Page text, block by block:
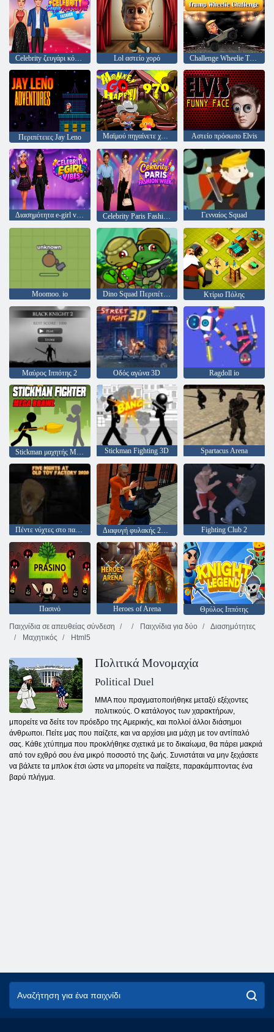
Celebrity ζευγάρι κόκκινο χαλί μόδα Lol αστείο χορό Challenge Wheelie Trump
Περιπέτειες Jay Leno Μαϊμού πηγαίνετε χαρούμενα 970 Αστείο πρόσωπο Elvis
Διασημότητα e-girl vibes Celebrity Paris Fashion Week Γενναίος Squad
Moomoo. io Dino Squad Περιπέτεια Κτίριο Πόλης
Μαύρος Ιππότης 2 Οδός αγώνα 3D Ragdoll io
Stickman Fighting 3D Spartacus Arena
Πέντε νύχτες στο παλιό εργοστάσιο παιχνιδιών 2020 Διαφυγή φυλακής 2020 Fighting Club 2
Πασινό Heroes of Arena
Θρύλος Ιππότης
Παιχνίδια σε απευθείας σύνδεση
Παιχνίδια για δύο
Διασημότητες
Μαχητικός
Html5
Πολιτικά Μονομαχία
Political Duel
ΜΜΑ που πραγματοποιήθηκε μεταξύ εξέχοντες
πολιτικούς. Ο κατάλογος των χαρακτήρων,
μπορείτε να δείτε τον πρόεδρο της Αμερικής, και πολλοί άλλοι διάσημοι
άνθρωποι. Πείτε μας που παίζετε, και να αρχίσει μια μάχη με τον αντίπαλό
σας. Κάθε χτύπημα που προκλήθηκε σχετικά με το δικαίωμα, θα πάρει μακριά
από τον εχθρό σου ένα μικρό ποσοστό της ζωής. Συνιστάται να μην ξεχάσετε
να βάλετε τα μπλοκ έτσι ώστε να μπορείτε να παίξετε, παρακάμπτοντας ένα
βαρύ πλήγμα.